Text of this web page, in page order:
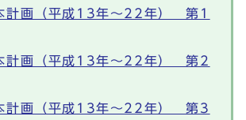
計画（平成13年～22年） 第1
計画（平成13年～22年） 第2
計画（平成13年～22年） 第3